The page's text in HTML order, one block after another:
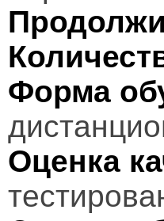
Форма
Оценка